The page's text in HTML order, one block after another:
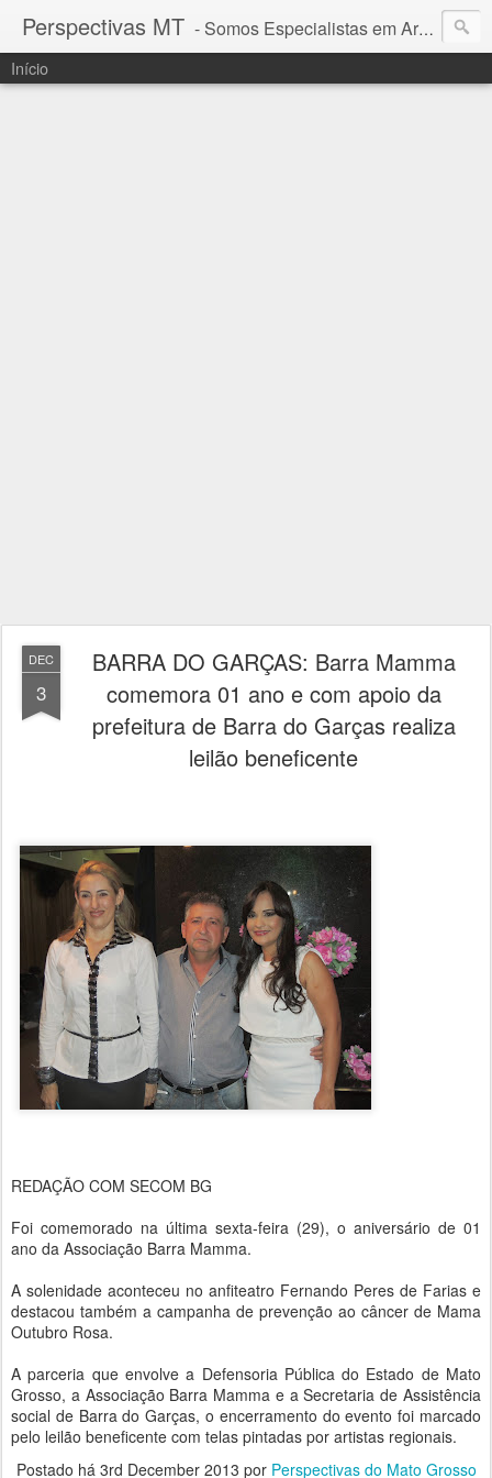
Perspectivas MT - Somos Especialistas em Araguaia - Mato Grosso
Início
DEC
3
BARRA DO GARÇAS: Barra Mamma
comemora 01 ano e com apoio da
prefeitura de Barra do Garças realiza
leilão beneficente
REDAÇÃO COM SECOM BG
Foi comemorado na última sexta-feira (29), o aniversário de 01
ano da Associação Barra Mamma.
A solenidade aconteceu no anfiteatro Fernando Peres de Farias e
destacou também a campanha de prevenção ao câncer de Mama
Outubro Rosa.
A parceria que envolve a Defensoria Pública do Estado de Mato
Grosso, a Associação Barra Mamma e a Secretaria de Assistência
social de Barra do Garças, o encerramento do evento foi marcado
pelo leilão beneficente com telas pintadas por artistas regionais.
Postado há 3rd December 2013 por Perspectivas do Mato Grosso